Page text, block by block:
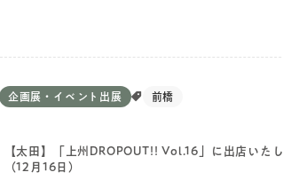
企画展・イベント出展 前橋
【太田】「上州DROPOUT!! Vol.16」に出店いた
（12月16日）